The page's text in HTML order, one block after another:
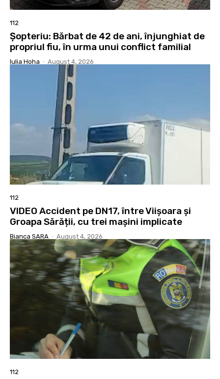
112
Șopteriu: Bărbat de 42 de ani, înjunghiat de
propriul fiu, în urma unui conflict familial
Iulia Hoha - August 4, 2026
112
VIDEO Accident pe DN17, între Viișoara și
Groapa Sărății, cu trei mașini implicate
Bianca SARA - August 4, 2026
112